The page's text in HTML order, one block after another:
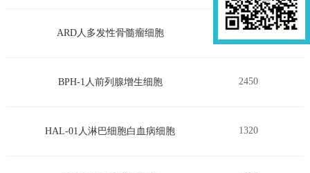
ARD人多发性骨髓瘤细胞 2450
BPH-1人前列腺增生细胞 2450
HAL-01人淋巴细胞白血病细胞 1320